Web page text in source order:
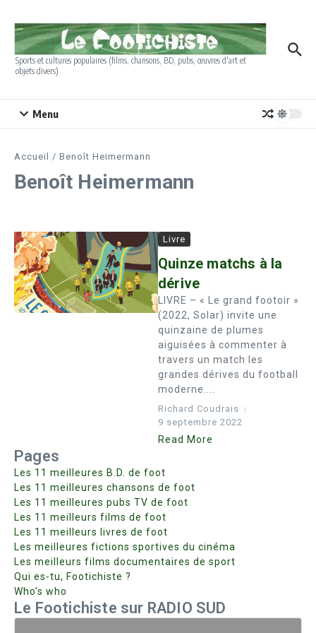
Sports et cultures populaires (films, chansons, BD, pubs, œuvres d'art et
objets divers)
Menu
Accueil / Benoît Heimermann
Benoît Heimermann
Livre
Quinze matchs à la
dérive
LIVRE – « Le grand footoir »
(2022, Solar) invite une
quinzaine de plumes
aiguisées à commenter à
travers un match les
grandes dérives du football
moderne....
Richard Coudrais
9 septembre 2022
Read More
Pages
Les 11 meilleures B.D. de foot
Les 11 meilleures chansons de foot
Les 11 meilleures pubs TV de foot
Les 11 meilleurs films de foot
Les 11 meilleurs livres de foot
Les meilleures fictions sportives du cinéma
Les meilleurs films documentaires de sport
Qui es-tu, Footichiste ?
Who’s who
Le Footichiste sur RADIO SUD